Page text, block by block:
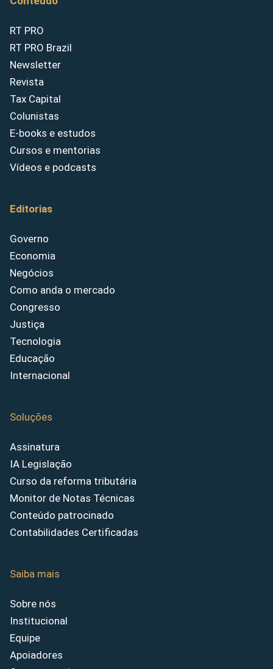
RT PRO
RT PRO Brazil
Newsletter
Revista
Tax Capital
Colunistas
E-books e estudos
Cursos e mentorias
Vídeos e podcasts
Editorias
Governo
Economia
Negócios
Como anda o mercado
Congresso
Justiça
Tecnologia
Educação
Internacional
Soluções
Assinatura
IA Legislação
Curso da reforma tributária
Monitor de Notas Técnicas
Conteúdo patrocinado
Contabilidades Certificadas
Saiba mais
Sobre nós
Institucional
Equipe
Apoiadores